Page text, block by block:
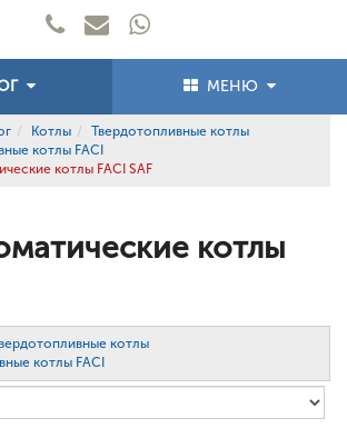
МЕНЮ
Котлы
Твердотопливные котлы
котлы FACI
котлы FACI SAF
котлы
котлы
котлы FACI